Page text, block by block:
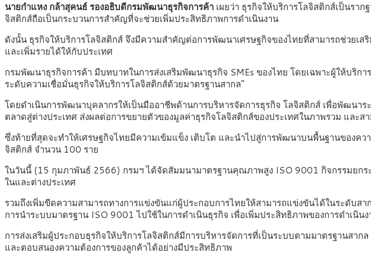
นายกำแหง กล้าสุคนธ์ รองอธิบดีกรมพัฒนาธุรกิจการค้า เผยว่า ธุรกิจให้บริการโลจิสติกส์เป็นรา
จิสติกส์ถือเป็นกระบวนการสำคัญที่จะช่วยเพิ่มประสิทธิภาพการดำเนินงาน
ดังนั้น ธุรกิจให้บริการโลจิสติกส์ จึงมีความสำคัญต่อการพัฒนาเศรษฐกิจของไทยที่สามารถช่วยเส
และเพิ่มรายได้ให้กับประเทศ
กรมพัฒนาธุรกิจการค้า มีบทบาทในการส่งเสริมพัฒนาธุรกิจ SMEs ของไทย โดยเฉพาะผู้ให้บริก
ระดับความเชื่อมั่นธุรกิจให้บริการโลจิสติกส์ด้วยมาตรฐานสากล”
โดยดำเนินการพัฒนาบุคลากรให้เป็นมืออาชีพด้านการบริหารจัดการธุรกิจ โลจิสติกส์ เพื่อพัฒนา
ตลาดสู่ต่างประเทศ ส่งผลต่อการขยายตัวของมูลค่าธุรกิจโลจิสติกส์ของประเทศในภาพรวม และส
ซึ่งท้ายที่สุดจะทำให้เศรษฐกิจไทยมีความเข้มแข็ง เติบโต และนำไปสู่การพัฒนาบนพื้นฐานของค
จิสติกส์ จำนวน 100 ราย
ในวันนี้ (15 กุมภาพันธ์ 2566) กรมฯ ได้จัดสัมมนามาตรฐานคุณภาพสูง ISO 9001 กิจกรรมยกร
ในและต่างประเทศ
รวมถึงเพิ่มขีดความสามารถทางการแข่งขันแก่ผู้ประกอบการไทยให้สามารถแข่งขันได้ในระดับ
การนำระบบมาตรฐาน ISO 9001 ไปใช้ในการดำเนินธุรกิจ เพื่อเพิ่มประสิทธิภาพของการดำเ
การส่งเสริมผู้ประกอบธุรกิจให้บริการโลจิสติกส์มีการบริหารจัดการที่เป็นระบบตามมาตรฐานสา
และตอบสนองความต้องการของลูกค้าได้อย่างมีประสิทธิภาพ